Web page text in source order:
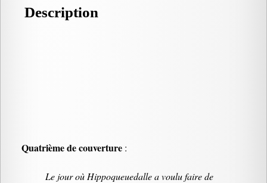
Description
Quatrième de couverture :
Le jour où Hippoqueuedalle a voulu faire de